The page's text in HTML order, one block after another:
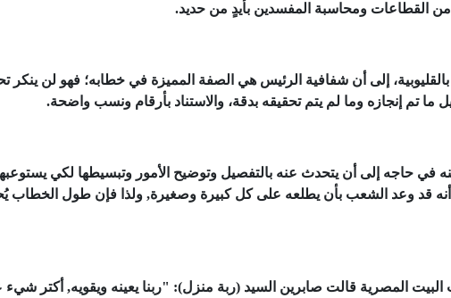
من القطاعات ومحاسبة المفسدين بأيدٍ من حديد.
إلى أن شفافية الرئيس هي الصفة المميزة في خطابه؛ فهو لن ينكر
ما تم إنجازه وما لم يتم تحقيقه بدقة، والاستناد بأرقام ونسب واضحة.
حاجه إلى أن يتحدث عنه بالتفصيل وتوضيح الأمور وتبسيطها لكي يستوعبها
قد وعد الشعب بأن يطلعه على كل كبيرة وصغيرة, ولذا فإن طول الخطاب
المصرية قالت صابرين السيد (ربة منزل): "ربنا يعينه ويقويه, أكتر